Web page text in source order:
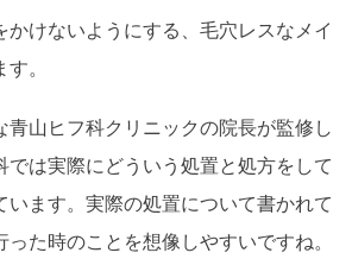
かけないようにする、毛穴レスなメイ
。
青山ヒフ科クリニックの院長が監修し
では実際にどういう処置と処方をして
います。実際の処置について書かれて
た時のことを想像しやすいですね。